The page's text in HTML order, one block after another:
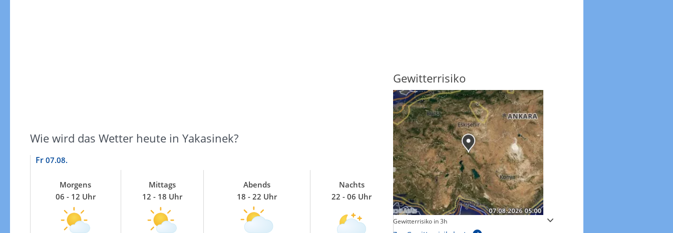
Wie wird das Wetter heute in Yakasinek?
Fr 07.08.
Morgens
06 - 12 Uhr
Mittags
12 - 18 Uhr
Abends
18 - 22 Uhr
Nachts
22 - 06 Uhr
Windgeschwindigkeiten in 3h Sonnenschein heute
Gewitterrisiko
Gewitterrisiko in 3h Windböen heute